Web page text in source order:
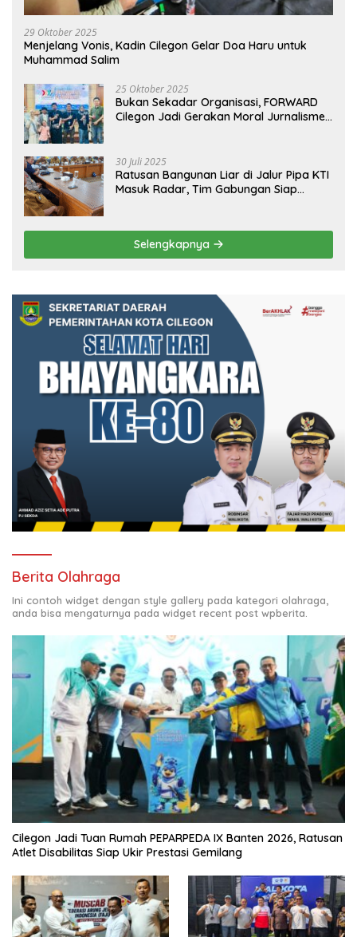
29 Oktober 2025
Menjelang Vonis, Kadin Cilegon Gelar Doa Haru untuk
Muhammad Salim
25 Oktober 2025
Bukan Sekadar Organisasi, FORWARD
Cilegon Jadi Gerakan Moral Jurnalisme
30 Juli 2025
Ratusan Bangunan Liar di Jalur Pipa KTI
Masuk Radar, Tim Gabungan Siap
Selengkapnya
Berita Olahraga
Ini contoh widget dengan style gallery pada kategori olahraga,
anda bisa mengaturnya pada widget recent post wpberita.
Cilegon Jadi Tuan Rumah PEPARPEDA IX Banten 2026, Ratusan
Atlet Disabilitas Siap Ukir Prestasi Gemilang